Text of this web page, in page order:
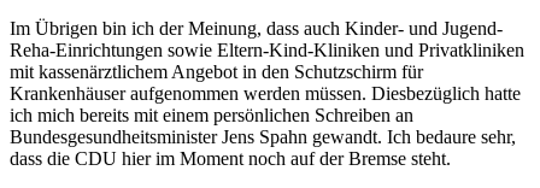
Im Übrigen bin ich der Meinung, dass auch Kinder- und Jugend-
Reha-Einrichtungen sowie Eltern-Kind-Kliniken und Privatkliniken
mit kassenärztlichem Angebot in den Schutzschirm für
Krankenhäuser aufgenommen werden müssen. Diesbezüglich hatte
ich mich bereits mit einem persönlichen Schreiben an
Bundesgesundheitsminister Jens Spahn gewandt. Ich bedaure sehr,
dass die CDU hier im Moment noch auf der Bremse steht.